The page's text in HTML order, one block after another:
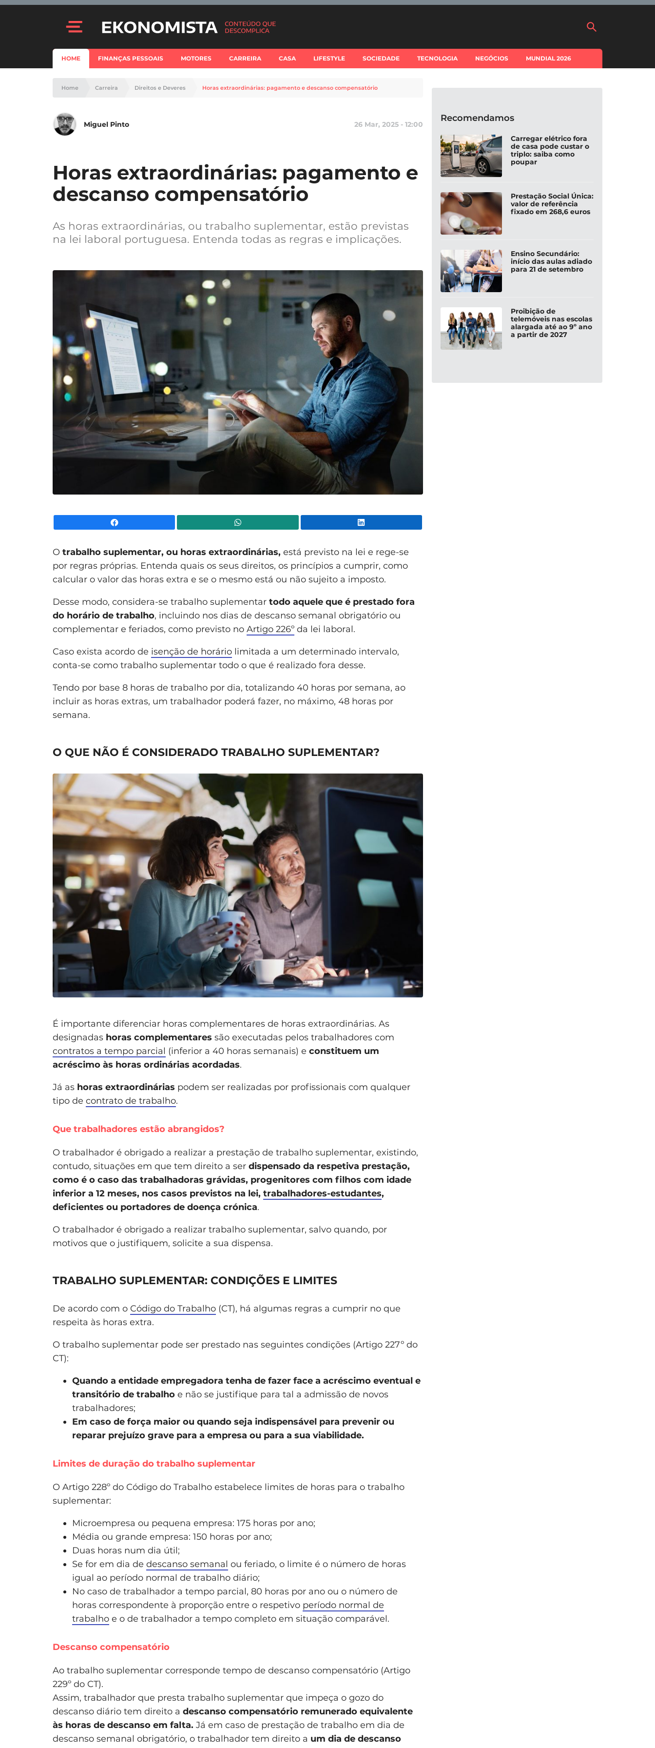
HOME FINANÇAS PESSOAIS MOTORES CARREIRA CASA LIFESTYLE SOCIEDADE TECNOLOGIA NEGÓCIOS MUNDIAL 2026
Home Carreira Direitos e Deveres Horas extraordinárias: pagamento e descanso compensatório
Miguel Pinto 26 Mar, 2025 - 12:00
Horas extraordinárias: pagamento e
descanso compensatório
As horas extraordinárias, ou trabalho suplementar, estão previstas
na lei laboral portuguesa. Entenda todas as regras e implicações.
O trabalho suplementar, ou horas extraordinárias, está previsto na lei e rege-se
por regras próprias. Entenda quais os seus direitos, os princípios a cumprir, como
calcular o valor das horas extra e se o mesmo está ou não sujeito a imposto.
Desse modo, considera-se trabalho suplementar todo aquele que é prestado fora
do horário de trabalho, incluindo nos dias de descanso semanal obrigatório ou
complementar e feriados, como previsto no Artigo 226º da lei laboral.
Caso exista acordo de isenção de horário limitada a um determinado intervalo,
conta-se como trabalho suplementar todo o que é realizado fora desse.
Tendo por base 8 horas de trabalho por dia, totalizando 40 horas por semana, ao
incluir as horas extras, um trabalhador poderá fazer, no máximo, 48 horas por
semana.
O QUE NÃO É CONSIDERADO TRABALHO SUPLEMENTAR?
É importante diferenciar horas complementares de horas extraordinárias. As
designadas horas complementares são executadas pelos trabalhadores com
contratos a tempo parcial (inferior a 40 horas semanais) e constituem um
acréscimo às horas ordinárias acordadas.
Já as horas extraordinárias podem ser realizadas por profissionais com qualquer
tipo de contrato de trabalho.
Que trabalhadores estão abrangidos?
O trabalhador é obrigado a realizar a prestação de trabalho suplementar, existindo,
contudo, situações em que tem direito a ser dispensado da respetiva prestação,
como é o caso das trabalhadoras grávidas, progenitores com filhos com idade
inferior a 12 meses, nos casos previstos na lei, trabalhadores-estudantes,
deficientes ou portadores de doença crónica.
O trabalhador é obrigado a realizar trabalho suplementar, salvo quando, por
motivos que o justifiquem, solicite a sua dispensa.
TRABALHO SUPLEMENTAR: CONDIÇÕES E LIMITES
De acordo com o Código do Trabalho (CT), há algumas regras a cumprir no que
respeita às horas extra.
O trabalho suplementar pode ser prestado nas seguintes condições (Artigo 227º do
CT):
Quando a entidade empregadora tenha de fazer face a acréscimo eventual e
transitório de trabalho e não se justifique para tal a admissão de novos
trabalhadores;
Em caso de força maior ou quando seja indispensável para prevenir ou
reparar prejuízo grave para a empresa ou para a sua viabilidade.
Limites de duração do trabalho suplementar
O Artigo 228º do Código do Trabalho estabelece limites de horas para o trabalho
suplementar:
Microempresa ou pequena empresa: 175 horas por ano;
Média ou grande empresa: 150 horas por ano;
Duas horas num dia útil;
Se for em dia de descanso semanal ou feriado, o limite é o número de horas
igual ao período normal de trabalho diário;
No caso de trabalhador a tempo parcial, 80 horas por ano ou o número de
horas correspondente à proporção entre o respetivo período normal de
trabalho e o de trabalhador a tempo completo em situação comparável.
Descanso compensatório
Ao trabalho suplementar corresponde tempo de descanso compensatório (Artigo
229º do CT).
Assim, trabalhador que presta trabalho suplementar que impeça o gozo do
descanso diário tem direito a descanso compensatório remunerado equivalente
às horas de descanso em falta. Já em caso de prestação de trabalho em dia de
descanso semanal obrigatório, o trabalhador tem direito a um dia de descanso
Recomendamos
Carregar elétrico fora
de casa pode custar o
triplo: saiba como
poupar
Prestação Social Única:
valor de referência
fixado em 268,6 euros
Ensino Secundário:
início das aulas adiado
para 21 de setembro
Proibição de
telemóveis nas escolas
alargada até ao 9º ano
a partir de 2027